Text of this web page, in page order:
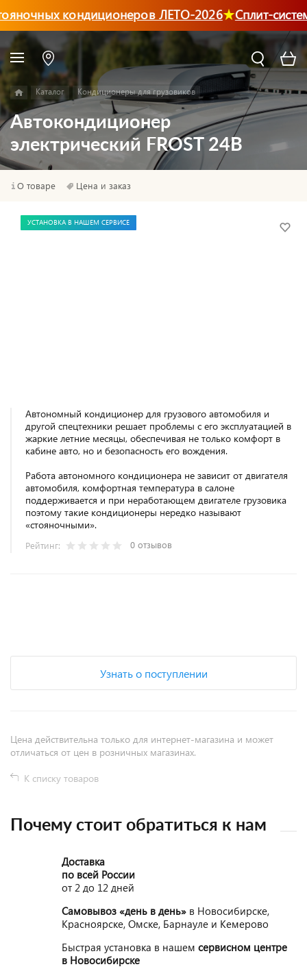
кондиционеров ЛЕТО-2026 Сплит-
Каталог Кондиционеры для грузовиков
Автокондиционер
электрический FROST 24В
О товаре Цена и заказ
УСТАНОВКА В НАШЕМ СЕРВИСЕ
Автономный кондиционер для грузового автомобиля и
другой спецтехники решает проблемы с его эксплуатацией в
жаркие летние месяцы, обеспечивая не только комфорт в
кабине авто, но и безопасность его вождения.
Работа автономного кондиционера не зависит от двигателя
автомобиля, комфортная температура в салоне
поддерживается и при неработающем двигателе грузовика
поэтому такие кондиционеры нередко называют
«стояночными».
Рейтинг: 0 отзывов
Узнать о поступлении
Цена действительна только для интернет-магазина и может
отличаться от цен в розничных магазинах.
К списку товаров
Почему стоит обратиться к нам
Доставка
по всей России
от 2 до 12 дней
Самовывоз «день в день» в Новосибирске,
Красноярске, Омске, Барнауле и Кемерово
Быстрая установка в нашем сервисном центре
в Новосибирске